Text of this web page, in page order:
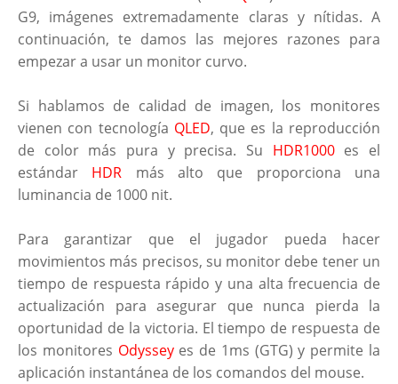
G9, imágenes extremadamente claras y nítidas. A
continuación, te damos las mejores razones para
empezar a usar un monitor curvo.
Si hablamos de calidad de imagen, los monitores
vienen con tecnología QLED, que es la reproducción
de color más pura y precisa. Su HDR1000es el
estándar HDR más alto que proporciona una
luminancia de 1000 nit.
Para garantizar que el jugador pueda hacer
movimientos más precisos, su monitor debe tener un
tiempo de respuesta rápido y una alta frecuencia de
actualización para asegurar que nunca pierda la
oportunidad de la victoria. El tiempo de respuesta de
los monitores Odyssey es de 1ms (GTG) y permite la
aplicación instantánea de los comandos del mouse.